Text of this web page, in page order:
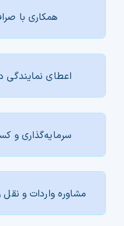
همکاری با
اعطای نمایندگی
سرمایه‌گذاری و
مشاوره واردات و نقل